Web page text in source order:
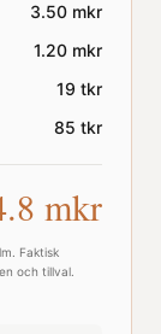
3.50 mkr
1.20 mkr
19 tkr
85 tkr
mkr
. Faktisk
och tillval.